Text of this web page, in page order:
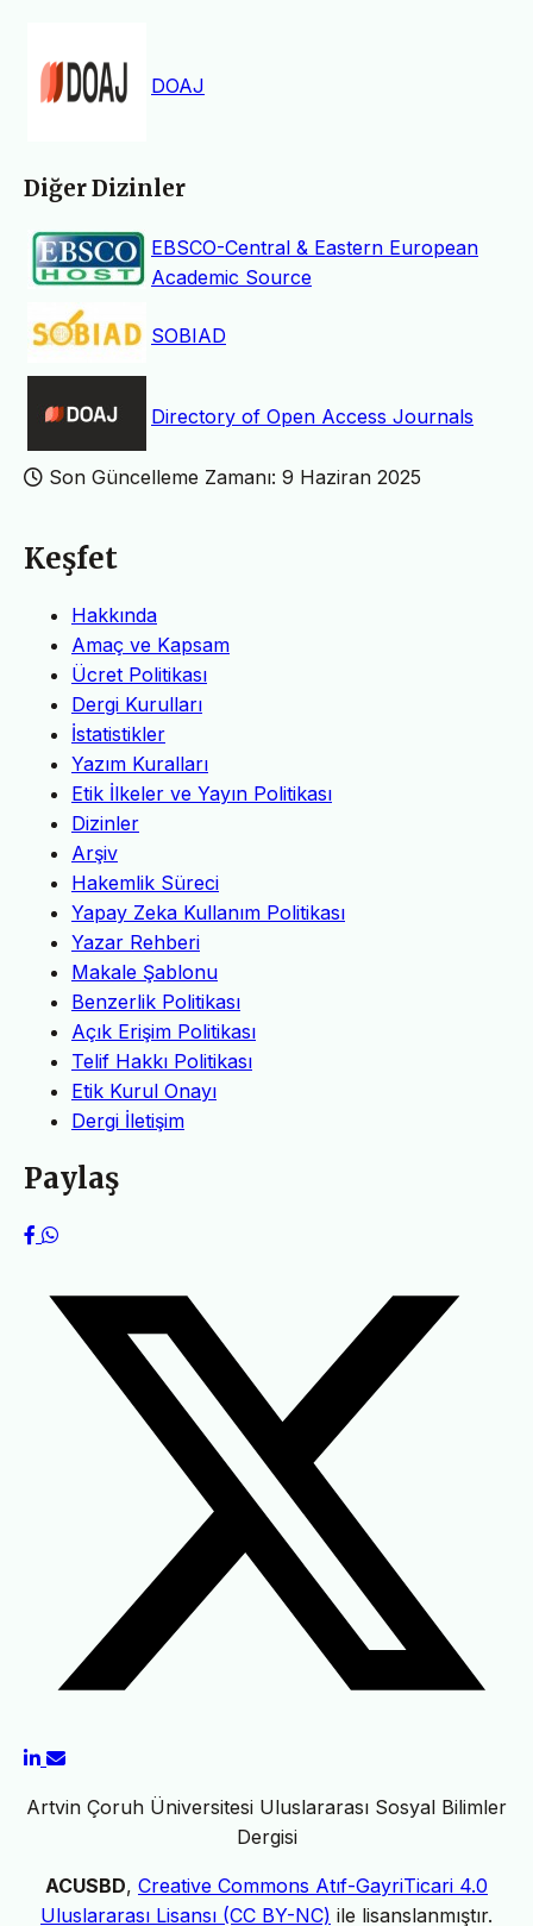
DOAJ
Diğer Dizinler
EBSCO-Central & Eastern European
Academic Source
SOBIAD
Directory of Open Access Journals
Son Güncelleme Zamanı: 9 Haziran 2025
Keşfet
Hakkında
Amaç ve Kapsam
Ücret Politikası
Dergi Kurulları
İstatistikler
Yazım Kuralları
Etik İlkeler ve Yayın Politikası
Dizinler
Arşiv
Hakemlik Süreci
Yapay Zeka Kullanım Politikası
Yazar Rehberi
Makale Şablonu
Benzerlik Politikası
Açık Erişim Politikası
Telif Hakkı Politikası
Etik Kurul Onayı
Dergi İletişim
Paylaş
Artvin Çoruh Üniversitesi Uluslararası Sosyal Bilimler
Dergisi
ACUSBD, Creative Commons Atıf-GayriTicari 4.0
Uluslararası Lisansı (CC BY-NC) ile lisanslanmıştır.